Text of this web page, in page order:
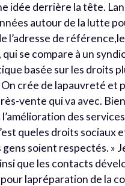
idée derrière la tête.
autour de la lutte
l’adresse de
qui se compare à un
basée sur les droits
On crée de lapauvreté et
vente qui va avec.
des
queles droits sociaux
soient respectés. »
que les contacts
lapréparation de la